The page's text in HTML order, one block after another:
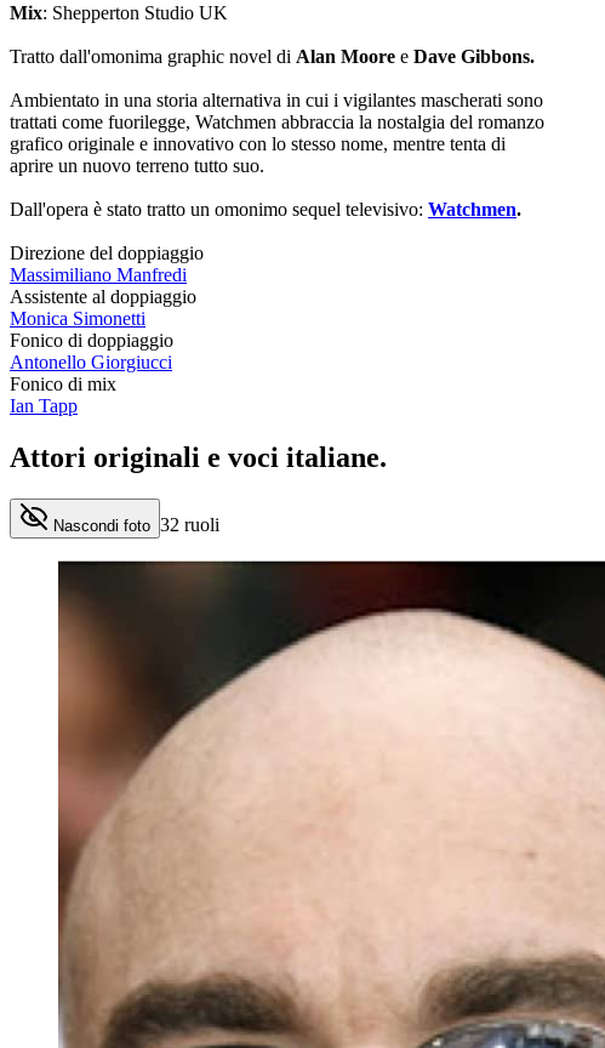
Mix: Shepperton Studio UK
Tratto dall'omonima graphic novel di Alan Moore e Dave Gibbons.
Ambientato in una storia alternativa in cui i vigilantes mascherati sono
trattati come fuorilegge, Watchmen abbraccia la nostalgia del romanzo
grafico originale e innovativo con lo stesso nome, mentre tenta di
aprire un nuovo terreno tutto suo.
Dall'opera è stato tratto un omonimo sequel televisivo: Watchmen.
Direzione del doppiaggio
Massimiliano Manfredi
Assistente al doppiaggio
Monica Simonetti
Fonico di doppiaggio
Antonello Giorgiucci
Fonico di mix
Ian Tapp
Attori originali e voci italiane.
Nascondi foto 32 ruoli